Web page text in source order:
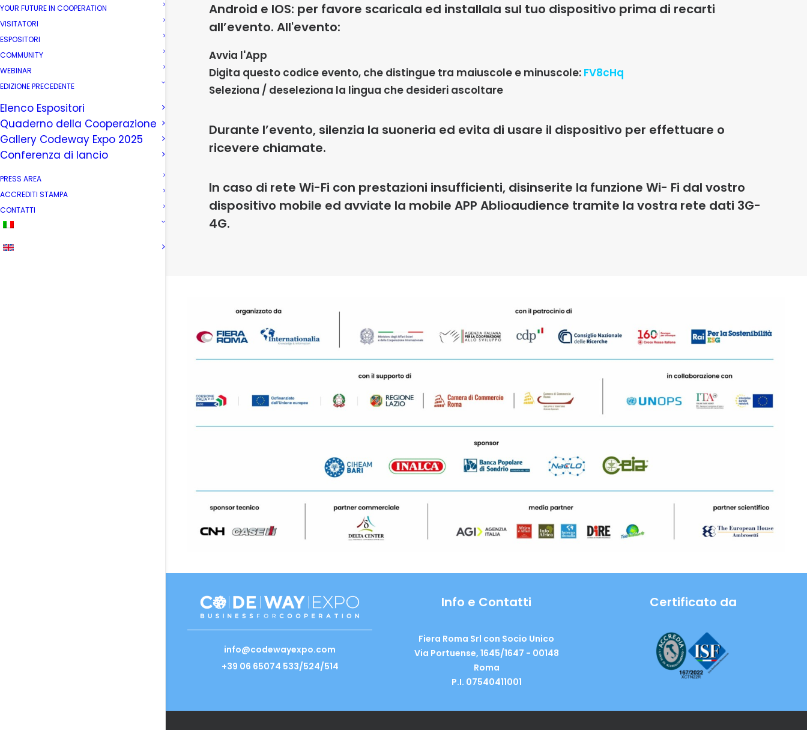
YOUR FUTURE IN COOPERATION
VISITATORI
ESPOSITORI
COMMUNITY
WEBINAR
EDIZIONE PRECEDENTE
Elenco Espositori
Quaderno della Cooperazione
Gallery Codeway Expo 2025
Conferenza di lancio
PRESS AREA
ACCREDITI STAMPA
CONTATTI
Android e IOS: per favore scaricala ed installala sul tuo dispositivo prima di recarti
all’evento. All'evento:
Avvia l'App
Digita questo codice evento, che distingue tra maiuscole e minuscole: FV8cHq
Seleziona / deseleziona la lingua che desideri ascoltare
Durante l’evento, silenzia la suoneria ed evita di usare il dispositivo per effettuare o
ricevere chiamate.
In caso di rete Wi-Fi con prestazioni insufficienti, disinserite la funzione Wi- Fi dal vostro
dispositivo mobile ed avviate la mobile APP Ablioaudience tramite la vostra rete dati 3G-
4G.
info@codewayexpo.com
+39 06 65074 533/524/514
Info e Contatti
Fiera Roma Srl con Socio Unico
Via Portuense, 1645/1647 - 00148
Roma
P.I. 07540411001
Certificato da